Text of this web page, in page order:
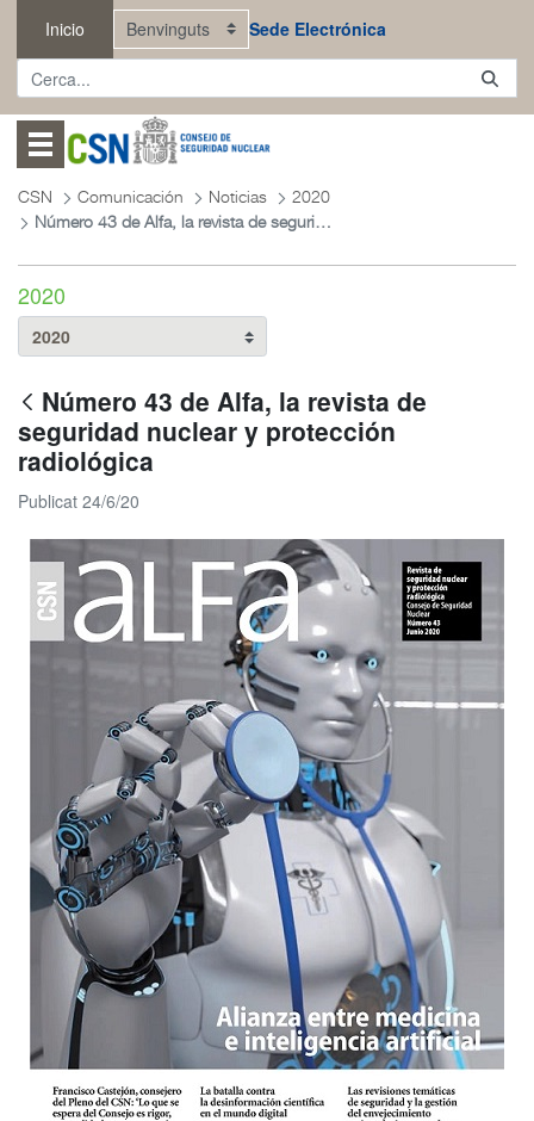
Salta al contingut principal
Inicio Sede Electrónica
Abrir menú
CSN Comunicación Noticias
2020
Número 43 de Alfa, la revista de seguridad nuclear y protección radiológica
2020
Número 43 de Alfa, la revista de
seguridad nuclear y protección
radiológica
Publicat 24/6/20